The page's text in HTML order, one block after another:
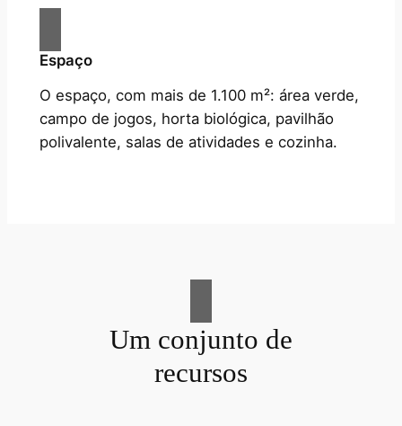
Espaço
O espaço, com mais de 1.100 m²: área verde,
campo de jogos, horta biológica, pavilhão
polivalente, salas de atividades e cozinha.
Um conjunto de
recursos